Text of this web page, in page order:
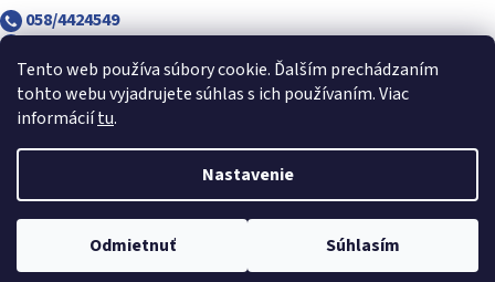
Tento web používa súbory cookie. Ďalším prechádzaním
tohto webu vyjadrujete súhlas s ich používaním. Viac
informáciítu.
Nastavenie
Odmietnuť Súhlasím
058/4424549
revuca@majsterpapier.sk
Vytvoril Shoptet
Copyright 2026Majsterpapier.sk . Všetky práva vyhradené.